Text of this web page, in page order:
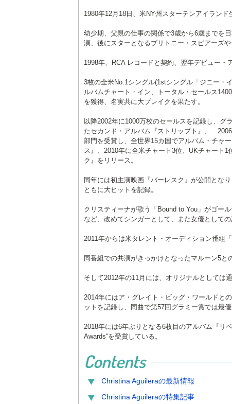
1980年12月18日、米NY州スターテンアイランド
幼少期、父親の仕事の関係で3歳から6歳までを
演、後にスターとなるブリトニー・スピアーズ
1998年、RCA レコードと契約、翌年デビュー・
3枚の全米No.1シングル(1stシングル「ジニー・
ルバムチャート・イン、トータル・セールス
を獲得、名実共に大ブレイクを果たす。
以降2002年に1000万枚のセールスを記録し、グ
たセカンド・アルバム『ストリップト』、
部門を受賞し、全世界15カ国でアルバム・チャ
ス』、2010年に全米チャート3位、UKチャート
ク』をリリース。
同年には初主演映画『バーレスク』が公開とな
ともに大ヒットを記録。
クリスティーナが歌う「Bound to You」がゴー
など、改めてシンガーとして、また女優としての
2011年からは米タレント・オーディション番組
同番組での共演がきっかけとなったマルーン5と
そして2012年の11月には、オリジナルとしては
2014年にはア・グレイト・ビッグ・ワールドと
ットを記録し、同曲で第57回グラミー賞では最
2018年には6年ぶりとなる6枚目のアルバム『リ
Awards“を受賞している。
Contents
Christina Aguileraの最新情報
Christina Aguileraの特集記事